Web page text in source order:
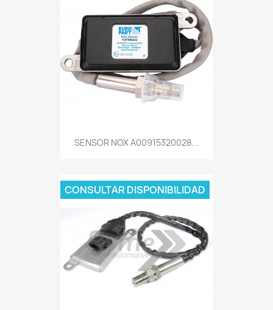
SENSOR NOX A00915320028...
CONSULTAR DISPONIBILIDAD